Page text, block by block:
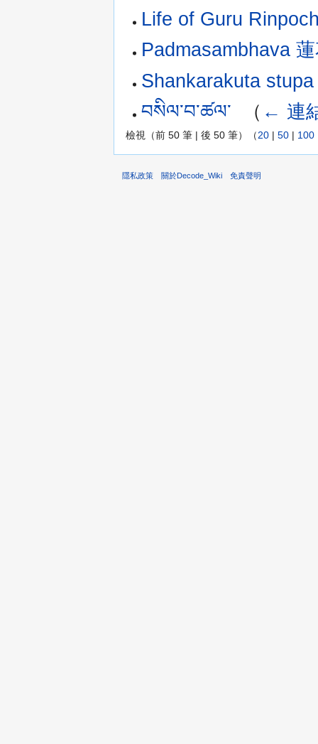
Life of Guru
Padmasambhava
Shankarakuta stupa
བསིལ་བ་ཚལ་
（ ← 連
檢視（前 50 筆 | 後 50 筆）（20 | 50 | 100
隱私政策 關於Decode_Wiki 免責聲明